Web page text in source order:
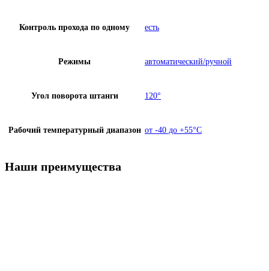
Контроль прохода по одному есть
Режимы автоматический/ручной
Угол поворота штанги 120°
Рабочий температурный диапазон от -40 до +55°С
Наши преимущества